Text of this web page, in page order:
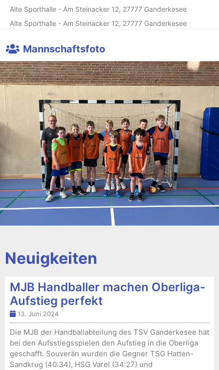
Alte Sporthalle - Am Steinacker 12, 27777 Ganderkesee
Alte Sporthalle - Am Steinacker 12, 27777 Ganderkesee
Mannschaftsfoto
Neuigkeiten
MJB Handballer machen Oberliga-
Aufstieg perfekt
13. Juni 2024
Die MJB der Handballabteilung des TSV Ganderkesee hat
bei den Aufsstiegsspielen den Aufstieg in die Oberliga
geschafft. Souverän wurden die Gegner TSG Hatten-
Sandkrug (40:34), HSG Varel (34:27) und